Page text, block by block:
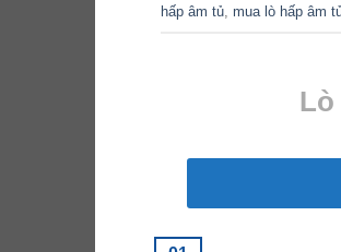
hấp âm tủ, mua lò hấp âm